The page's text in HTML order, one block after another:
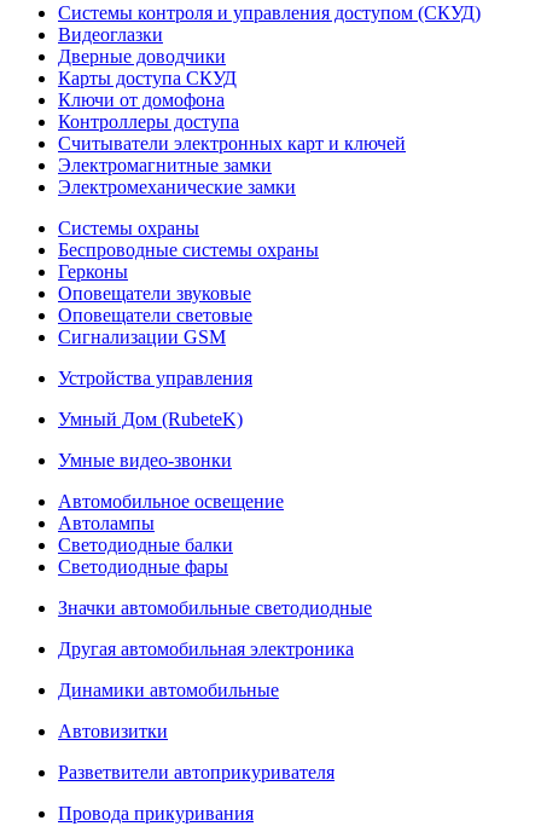
Системы контроля и управления доступом (СКУД)
Видеоглазки
Дверные доводчики
Карты доступа СКУД
Ключи от домофона
Контроллеры доступа
Считыватели электронных карт и ключей
Электромагнитные замки
Электромеханические замки
Системы охраны
Беспроводные системы охраны
Герконы
Оповещатели звуковые
Оповещатели световые
Сигнализации GSM
Устройства управления
Умный Дом (RubeteK)
Умные видео-звонки
Автомобильное освещение
Автолампы
Светодиодные балки
Светодиодные фары
Значки автомобильные светодиодные
Другая автомобильная электроника
Динамики автомобильные
Автовизитки
Разветвители автоприкуривателя
Провода прикуривания